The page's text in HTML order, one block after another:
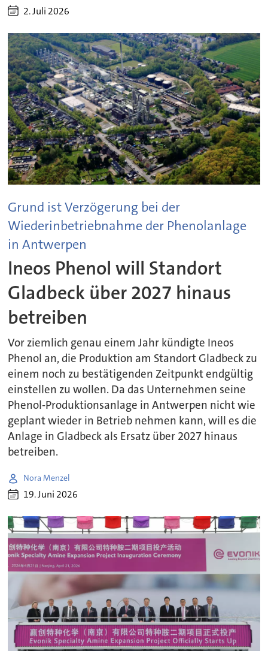
2. Juli 2026
Grund ist Verzögerung bei der
Wiederinbetriebnahme der Phenolanlage
in Antwerpen
Ineos Phenol will Standort
Gladbeck über 2027 hinaus
betreiben
Vor ziemlich genau einem Jahr kündigte Ineos
Phenol an, die Produktion am Standort Gladbeck zu
einem noch zu bestätigenden Zeitpunkt endgültig
einstellen zu wollen. Da das Unternehmen seine
Phenol-Produktionsanlage in Antwerpen nicht wie
geplant wieder in Betrieb nehmen kann, will es die
Anlage in Gladbeck als Ersatz über 2027 hinaus
betreiben.
Nora Menzel
19. Juni 2026